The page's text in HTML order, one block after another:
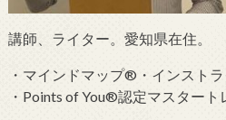
講師、ライター。愛知県在住。
・マインドマップ®・インスト
・Points of You®認定マスタート